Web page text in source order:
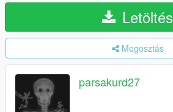
Letöltés
Megosztás
parsakurd27